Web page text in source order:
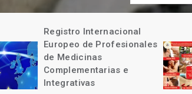
Registro Internacional
Europeo de Profesionales
de Medicinas
Complementarias e
Integrativas